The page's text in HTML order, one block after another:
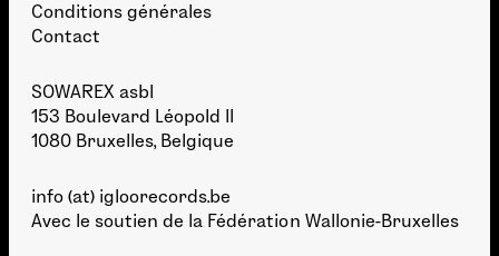
Conditions générales
Contact
SOWAREX asbl
153 Boulevard Léopold II
1080 Bruxelles, Belgique
info (at) igloorecords.be
Avec le soutien de la Fédération Wallonie-Bruxelles